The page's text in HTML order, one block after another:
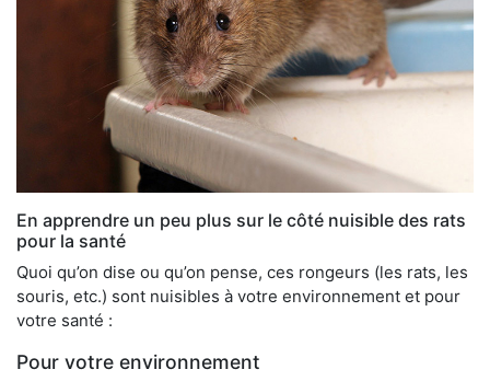
En apprendre un peu plus sur le côté nuisible des rats
pour la santé
Quoi qu’on dise ou qu’on pense, ces rongeurs (les rats, les
souris, etc.) sont nuisibles à votre environnement et pour
votre santé :
Pour votre environnement